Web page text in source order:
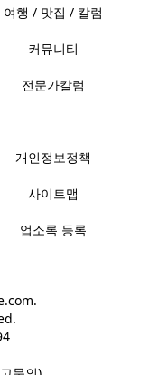
여행 / 맛집 / 칼럼
커뮤니티
전문가칼럼
개인정보정책
사이트맵
업소록 등록
.